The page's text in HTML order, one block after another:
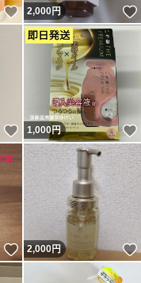
いいね！
2,000円
いいね！
1,000円
いいね！
2,000円